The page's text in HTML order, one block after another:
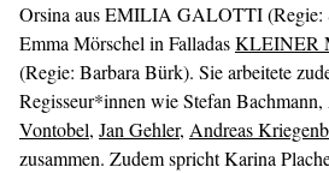
Orsina aus EMILIA GALOTTI (Regie:
Emma Mörschel in FalladasKLEINER
(Regie: Barbara Bürk). Sie arbeitete
Regisseur*innen wie Stefan
Vontobel, Jan Gehler, Andreas
zusammen. Zudem spricht Karina